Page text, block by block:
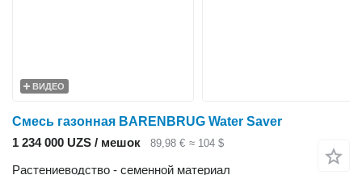
ВИДЕО
Смесь газонная BARENBRUG Water Saver
1 234 000 UZS / мешок
89,98 € ≈ 104 $
Растениеводство - семенной материал